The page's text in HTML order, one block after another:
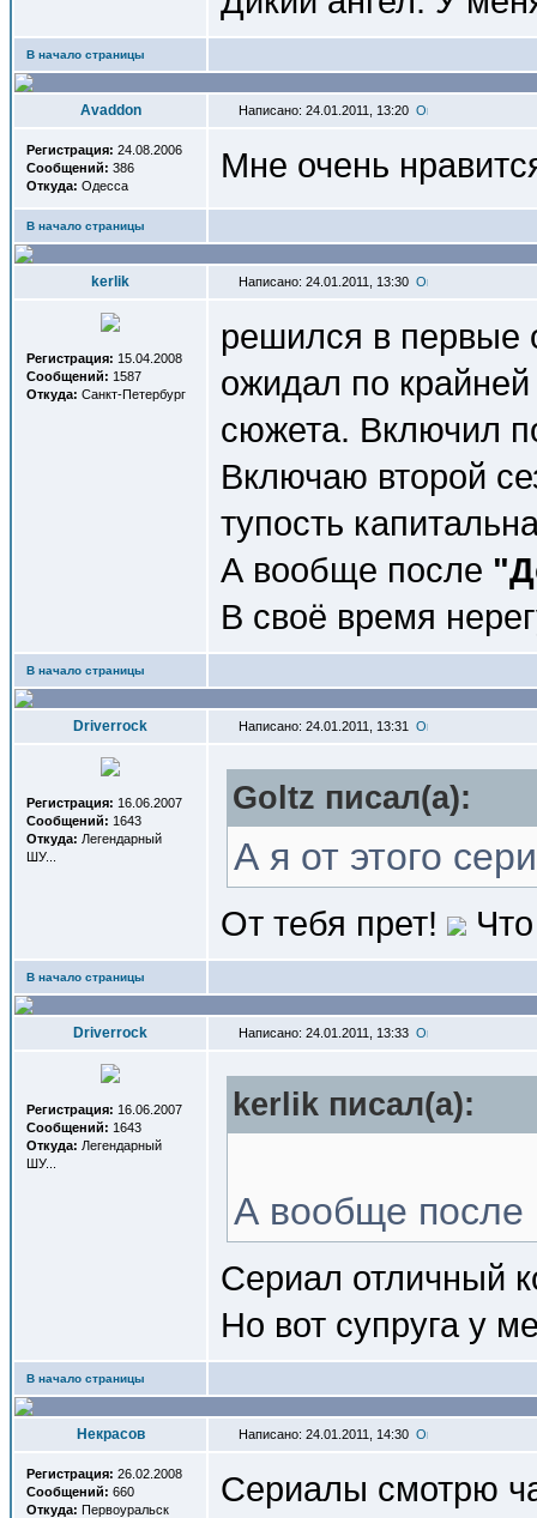
В начало страницы
Avaddon Написано: 24.01.2011, 13:20
Регистрация: 24.08.2006
Сообщений: 386
Откуда: Одесса
Мне очень
В начало страницы
kerlik Написано: 24.01.2011, 13:30
Регистрация: 15.04.2008
Сообщений: 1587
Откуда: Санкт-Петербург
решился в первые
ожидал по
сюжета. Включил
Включаю второй
тупость
А вообще после
В своё время
В начало страницы
Driverrock Написано: 24.01.2011, 13:31
Регистрация: 16.06.2007
Сообщений: 1643
Откуда: Легендарный
ШУ...
Goltz писал(a):
А я от этого
От тебя прет!
В начало страницы
Driverrock Написано: 24.01.2011, 13:33
Регистрация: 16.06.2007
Сообщений: 1643
Откуда: Легендарный
ШУ...
kerlik писал(a):
А вообще после
Сериал отличный
Но вот супруга у
В начало страницы
Некрасов Написано: 24.01.2011, 14:30
Регистрация: 26.02.2008
Сообщений: 660
Откуда: Первоуральск
Сериалы смотрю